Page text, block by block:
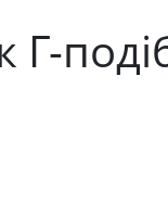
Г-